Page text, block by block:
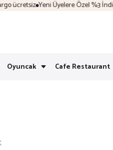
ücretsiz Yeni Üyelere Özel %3 İndirim
Oyuncak Cafe Restaurant